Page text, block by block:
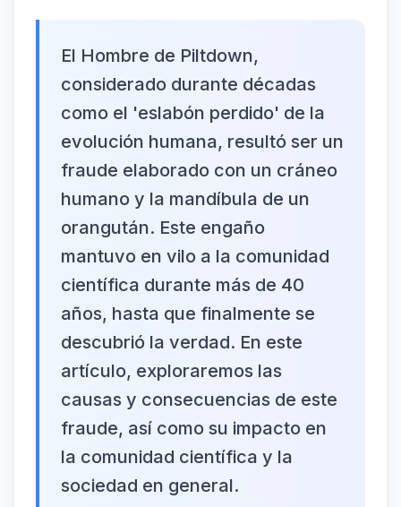
El Hombre de Piltdown,
considerado durante décadas
como el 'eslabón perdido' de la
evolución humana, resultó ser un
fraude elaborado con un cráneo
humano y la mandíbula de un
orangután. Este engaño
mantuvo en vilo a la comunidad
científica durante más de 40
años, hasta que finalmente se
descubrió la verdad. En este
artículo, exploraremos las
causas y consecuencias de este
fraude, así como su impacto en
la comunidad científica y la
sociedad en general.